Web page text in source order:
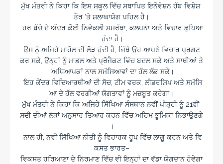
ਮੁੱਖ ਮੰਤਰੀ ਨੇ ਕਿਹਾ ਕਿ ਇਸ ਸਕੂਲ ਵਿੱਚ ਸਥਾਪਿਤ ਇਨੋਵੇਸ਼ਨ ਹੱਬ ਵਿਸ਼ੇਸ਼
ਤੌਰ ‘ਤੇ ਸ਼ਲਾਘਾਯੋਗ ਪਹਿਲ ਹੈ।
ਹਰ ਬੱਚੇ ਦੇ ਅੰਦਰ ਕੋਈ ਨਿਵੇਕਲੀ ਸਮਰੱਥਾ, ਕਲਪਨਾ ਅਤੇ ਵਿਚਾਰ ਛੁਪਿਆ
ਹੁੰਦਾ ਹੈ।
ਉਸ ਨੂੰ ਅਜਿਹੇ ਮਾਹੌਲ ਦੀ ਲੋੜ ਹੁੰਦੀ ਹੈ, ਜਿੱਥੇ ਉਹ ਆਪਣੇ ਵਿਚਾਰ ਪ੍ਰਗਟ
ਕਰ ਸਕੇ, ਉਨ੍ਹਾਂ ਨੂੰ ਮਾਡਲ ਅਤੇ ਪ੍ਰੋਜੈਕਟ ਵਿੱਚ ਬਦਲ ਸਕੇ ਅਤੇ ਸਾਥੀਆਂ ਤੇ
ਅਧਿਆਪਕਾਂ ਨਾਲ ਸਮੱਸਿਆਵਾਂ ਦਾ ਹੱਲ ਲੱਭ ਸਕੇ।
ਇਹ ਕੇਂਦਰ ਵਿਦਿਆਰਥੀਆਂ ਦੀ ਸੋਚ, ਟੀਮ ਵਰਕ, ਲੀਡਰਸ਼ਿਪ ਅਤੇ ਸਮੱਸਿ
ਆ ਦੇ ਹੱਲ ਵਰਗੀਆਂ ਯੋਗਤਾਵਾਂ ਨੂੰ ਮਜ਼ਬੂਤ ਕਰੇਗਾ।
ਮੁੱਖ ਮੰਤਰੀ ਨੇ ਕਿਹਾ ਕਿ ਅਜਿਹੇ ਸਿੱਖਿਆ ਸੰਸਥਾਨ ਨਵੀਂ ਪੀੜ੍ਹੀ ਨੂੰ 21ਵੀਂ
ਸਦੀ ਦੀਆਂ ਲੋੜਾਂ ਅਨੁਸਾਰ ਤਿਆਰ ਕਰਨ ਵਿੱਚ ਅਹਿਮ ਭੂਮਿਕਾ ਨਿਭਾਉਣਗੇ
।
ਨਾਲ ਹੀ, ਨਵੀਂ ਸਿੱਖਿਆ ਨੀਤੀ ਨੂੰ ਵਿਹਾਰਕ ਰੂਪ ਵਿੱਚ ਲਾਗੂ ਕਰਨ ਅਤੇ ਵਿ
ਕਸਤ ਭਾਰਤ–
ਵਿਕਸਤ ਹਰਿਆਣਾ ਦੇ ਨਿਰਮਾਣ ਵਿੱਚ ਵੀ ਇਨ੍ਹਾਂ ਦਾ ਵੱਡਾ ਯੋਗਦਾਨ ਹੋਵੇਗਾ